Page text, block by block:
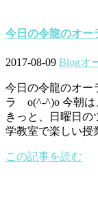
今日の令龍のオー
2017-08-09 Blogオ
今日の令龍のオー
ラ o(^-^)o 今朝は
きっと、日曜日の
学教室で楽しい
この記事を読む